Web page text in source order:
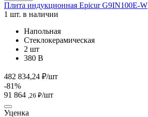
Плита индукционная Epicur G9IN100E-W
1 шт. в наличии
Напольная
Стеклокерамическая
2 шт
380 В
482 834,24 ₽/шт
-81%
91 864 ,26 ₽/шт
Уценка